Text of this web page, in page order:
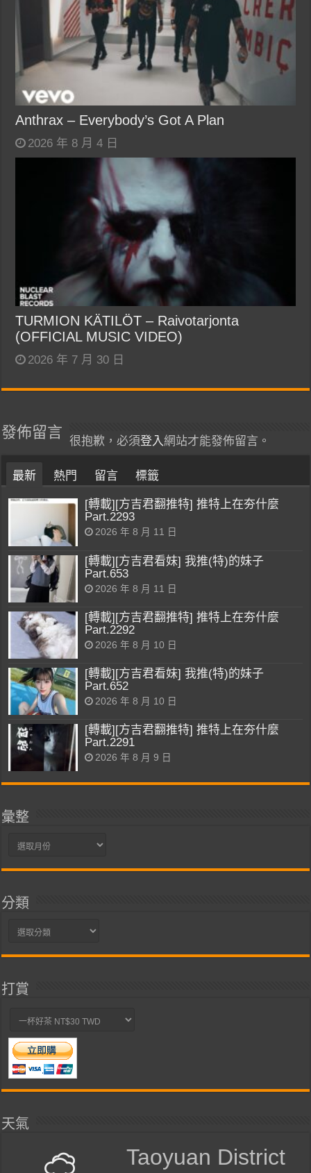
Anthrax – Everybody’s Got A Plan
2026 年 8 月 4 日
TURMION KÄTILÖT – Raivotarjonta
(OFFICIAL MUSIC VIDEO)
2026 年 7 月 30 日
發佈留言
很抱歉，必須登入網站才能發佈留言。
最新 熱門 留言 標籤
[轉載][方吉君翻推特] 推特上在夯什麼
Part.2293
2026 年 8 月 11 日
[轉載][方吉君看妹] 我推(特)的妹子
Part.653
2026 年 8 月 11 日
[轉載][方吉君翻推特] 推特上在夯什麼
Part.2292
2026 年 8 月 10 日
[轉載][方吉君看妹] 我推(特)的妹子
Part.652
2026 年 8 月 10 日
[轉載][方吉君翻推特] 推特上在夯什麼
Part.2291
2026 年 8 月 9 日
彙整
彙
分類
分
打賞
天氣
Taoyuan District